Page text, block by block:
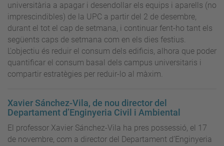
universitària a apagar i desendollar els equips i aparells (no
imprescindibles) de la UPC a partir del 2 de desembre,
durant el tot el cap de setmana, i continuar fent-ho tant els
següents caps de setmana com en els dies festius.
L'objectiu és reduir el consum dels edificis, alhora que poder
quantificar el consum basal dels campus universitaris i
compartir estratègies per reduir-lo al màxim.
Xavier Sánchez-Vila, de nou director del
Departament d’Enginyeria Civil i Ambiental
El professor Xavier Sánchez-Vila ha pres possessió, el 17
de novembre, com a director del Departament d’Enginyeria